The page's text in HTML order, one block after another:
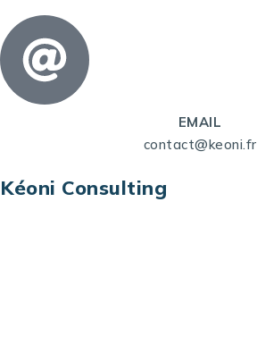
EMAIL
contact@keoni.fr
Kéoni Consulting